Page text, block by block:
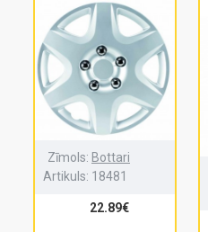
Zīmols: Bottari
Artikuls: 18481
22.89€